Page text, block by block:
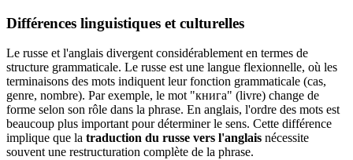
Différences linguistiques et culturelles
Le russe et l'anglais divergent considérablement en termes de
structure grammaticale. Le russe est une langue flexionnelle, où les
terminaisons des mots indiquent leur fonction grammaticale (cas,
genre, nombre). Par exemple, le mot "книга" (livre) change de
forme selon son rôle dans la phrase. En anglais, l'ordre des mots est
beaucoup plus important pour déterminer le sens. Cette différence
implique que la traduction du russe vers l'anglais nécessite
souvent une restructuration complète de la phrase.